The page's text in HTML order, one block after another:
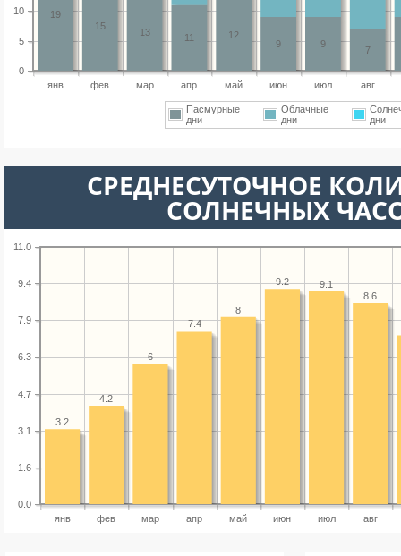
янв фев мар апр май июн июл авг
0
5
10
7
9
9
12
11
13
15
19
Пасмурные
дни
Облачные
дни
дни
СРЕДНЕСУТОЧНОЕ
СОЛНЕЧНЫХ
янв фев мар апр май июн июл авг
0.0
1.6
3.1
4.7
6.3
7.9
9.4
11.0
8.6
9.1
9.2
8
7.4
6
4.2
3.2